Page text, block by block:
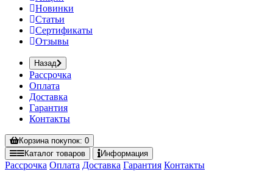
Новинки
Статьи
Сертификаты
Отзывы
Назад
Рассрочка
Оплата
Доставка
Гарантия
Контакты
Корзинапокупок: 0
Каталог товаров Информация
Рассрочка Оплата Доставка Гарантия Контакты